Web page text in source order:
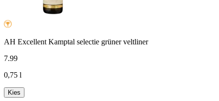
AH Excellent Kamptal selectie grüner veltliner
7.99
0,75 l
Kies